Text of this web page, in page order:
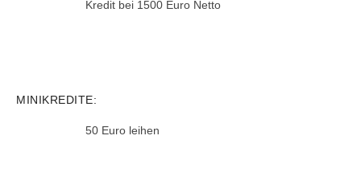
Kredit bei 1500 Euro Netto
MINIKREDITE:
50 Euro leihen